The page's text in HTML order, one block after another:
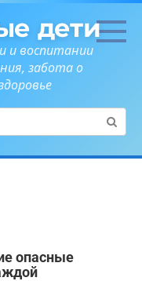
дети
и воспитании
забота о
опасные